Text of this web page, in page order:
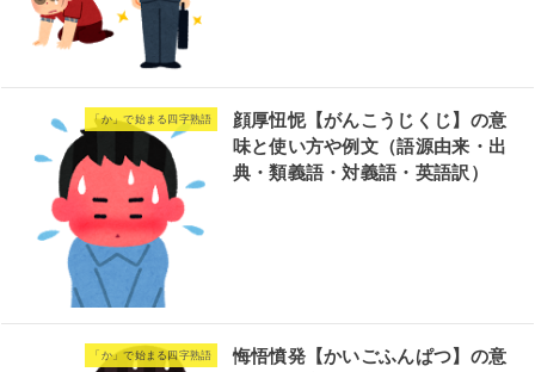
「か」で始まる四字熟語
顔厚忸怩【がんこうじくじ】の意
味と使い方や例文（語源由来・出
典・類義語・対義語・英語訳）
「か」で始まる四字熟語
悔悟憤発【かいごふんぱつ】の意